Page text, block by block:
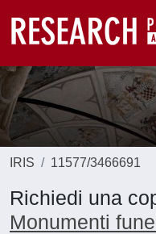
IRIS 11577/3466691
Richiedi una
Monumenti